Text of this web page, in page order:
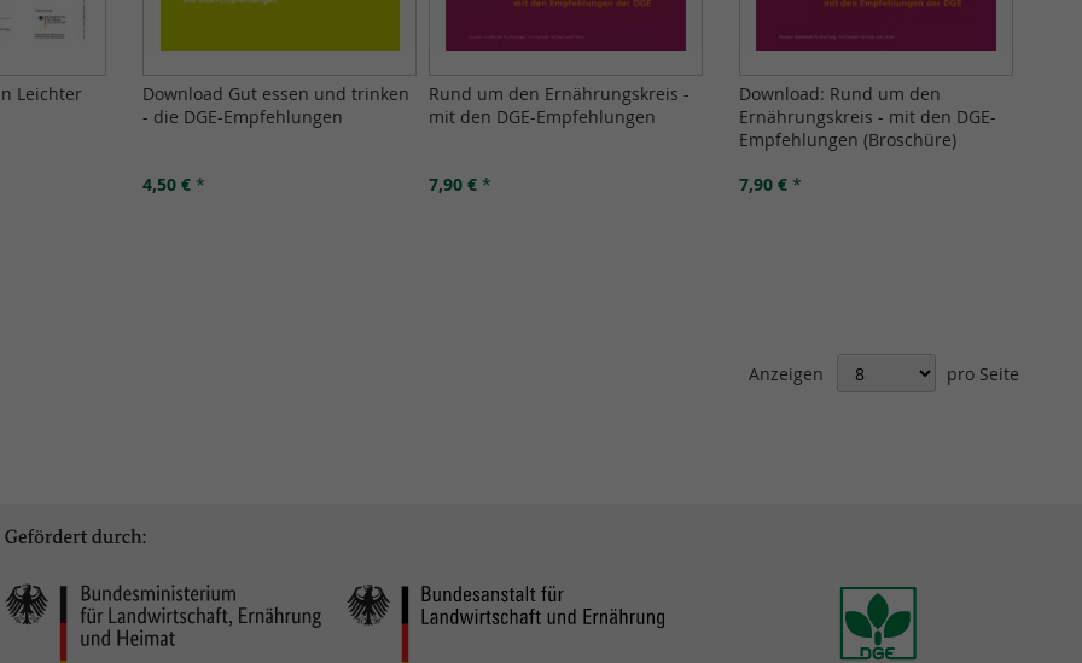
Leichter
Download Gut essen und trinken
- die DGE-Empfehlungen
4,50 € *
Rund um den Ernährungskreis -
mit den DGE-Empfehlungen
7,90 € *
Download: Rund um den
Ernährungskreis - mit den DGE-
Empfehlungen (Broschüre)
7,90 € *
Anzeigen pro Seite